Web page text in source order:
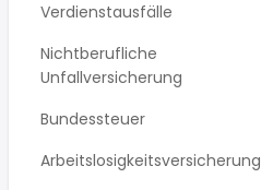
Verdienstausfälle
Nichtberufliche
Unfallversicherung
Bundessteuer
Arbeitslosigkeitsversicherung